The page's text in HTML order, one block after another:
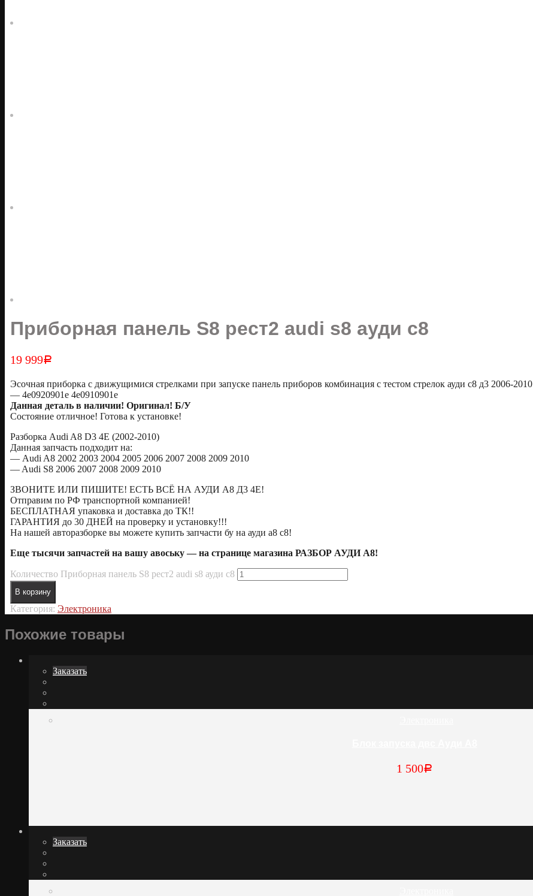
Приборная панель S8 рест2 audi s8 ауди с8
19 999Р
Эсочная приборка с движущимися стрелками при запуске панель приборов комбинация с тестом стрелок ауди с8 д3 2006-2010
— 4e0920901e 4e0910901e
Данная деталь в наличии! Оригинал! Б/У
Состояние отличное! Готова к установке!
Разборка Audi A8 D3 4E (2002-2010)
Данная запчасть подходит на:
— Audi A8 2002 2003 2004 2005 2006 2007 2008 2009 2010
— Audi S8 2006 2007 2008 2009 2010
ЗВОНИТЕ ИЛИ ПИШИТЕ! ЕСТЬ ВСЁ НА АУДИ А8 Д3 4Е!
Отправим по РФ транспортной компанией!
БЕСПЛАТНАЯ упаковка и доставка до ТК!!
ГАРАНТИЯ до 30 ДНЕЙ на проверку и установку!!!
На нашей авторазборке вы можете купить запчасти бу на ауди а8 с8!
Еще тысячи запчастей на вашу авоську — на странице магазина РАЗБОР АУДИ А8!
Количество Приборная панель S8 рест2 audi s8 ауди с8
В корзину
Категория: Электроника
Похожие товары
Заказать
1 500Р
Заказать